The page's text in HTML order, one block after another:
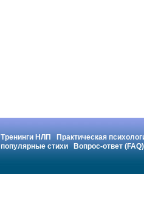
Тренинги НЛП
Практическая
популярные стихи
Вопрос-ответ (FAQ)